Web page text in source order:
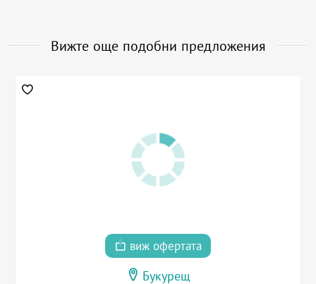
Вижте още подобни предложения
виж офертата
Букурещ